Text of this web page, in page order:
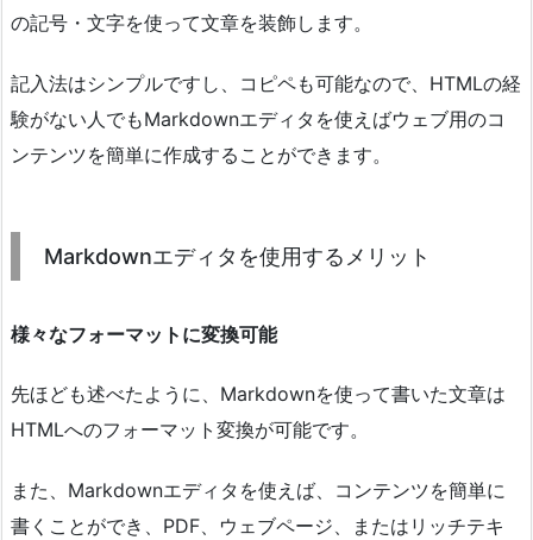
の記号・文字を使って文章を装飾します。
記入法はシンプルですし、コピペも可能なので、HTMLの経
験がない人でもMarkdownエディタを使えばウェブ用のコ
ンテンツを簡単に作成することができます。
Markdownエディタを使用するメリット
様々なフォーマットに変換可能
先ほども述べたように、Markdownを使って書いた文章は
HTMLへのフォーマット変換が可能です。
また、Markdownエディタを使えば、コンテンツを簡単に
書くことができ、PDF、ウェブページ、またはリッチテキ